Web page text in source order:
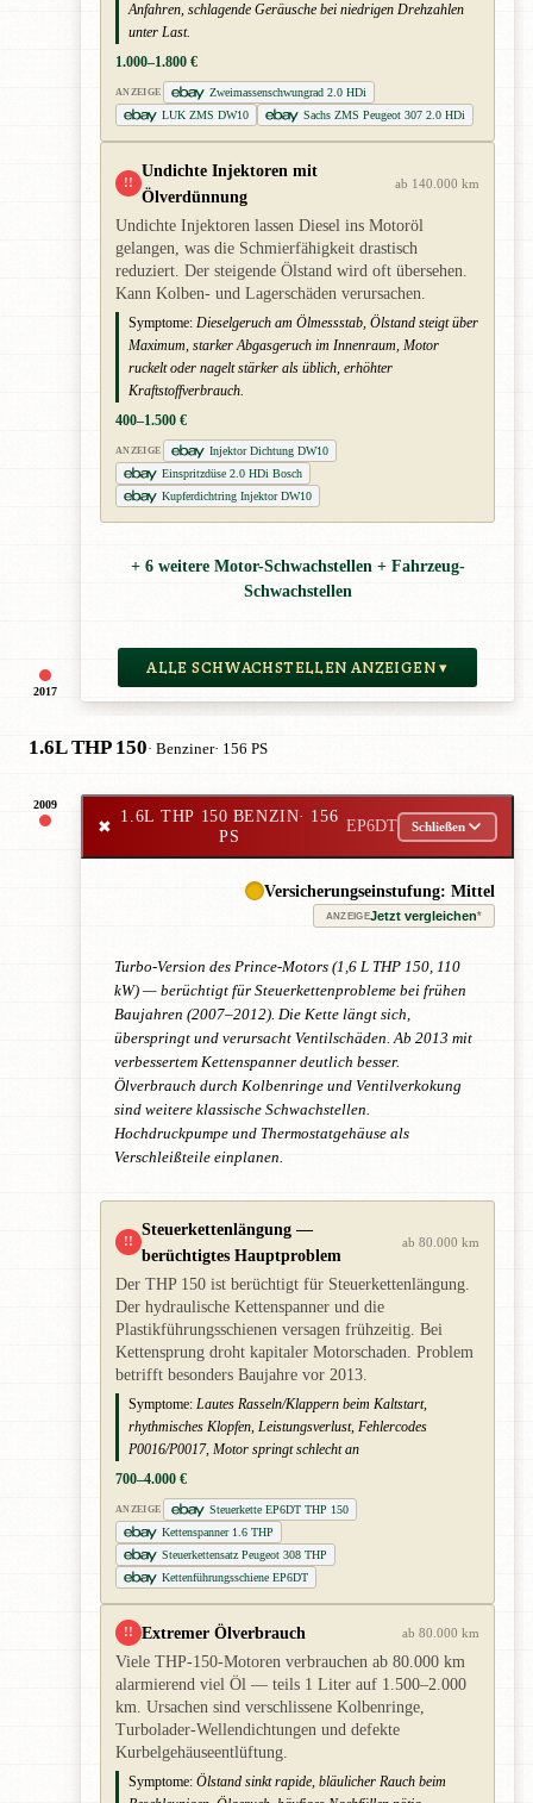
2017
Anfahren, schlagende Geräusche bei niedrigen Drehzahlen
unter Last.
1.000–1.800 €
ANZEIGE
Zweimassenschwungrad 2.0 HDi
LUK ZMS DW10
Sachs ZMS Peugeot 307 2.0 HDi
!!
Undichte Injektoren mit
Ölverdünnung
ab 140.000 km
Undichte Injektoren lassen Diesel ins Motoröl
gelangen, was die Schmierfähigkeit drastisch
reduziert. Der steigende Ölstand wird oft übersehen.
Kann Kolben- und Lagerschäden verursachen.
Symptome: Dieselgeruch am Ölmessstab, Ölstand steigt über
Maximum, starker Abgasgeruch im Innenraum, Motor
ruckelt oder nagelt stärker als üblich, erhöhter
Kraftstoffverbrauch.
400–1.500 €
ANZEIGE
Injektor Dichtung DW10
Einspritzdüse 2.0 HDi Bosch
Kupferdichtring Injektor DW10
+ 6 weitere Motor-Schwachstellen + Fahrzeug-
Schwachstellen
ALLE SCHWACHSTELLEN ANZEIGEN ▾
1.6L THP 150· Benziner· 156 PS
2009
✖
1.6L THP 150 BENZIN· 156
PS
EP6DT Schließen
Versicherungseinstufung: Mittel
ANZEIGEJetzt vergleichen*
Turbo-Version des Prince-Motors (1,6 L THP 150, 110
kW) — berüchtigt für Steuerkettenprobleme bei frühen
Baujahren (2007–2012). Die Kette längt sich,
überspringt und verursacht Ventilschäden. Ab 2013 mit
verbessertem Kettenspanner deutlich besser.
Ölverbrauch durch Kolbenringe und Ventilverkokung
sind weitere klassische Schwachstellen.
Hochdruckpumpe und Thermostatgehäuse als
Verschleißteile einplanen.
!!
Steuerkettenlängung —
berüchtigtes Hauptproblem
ab 80.000 km
Der THP 150 ist berüchtigt für Steuerkettenlängung.
Der hydraulische Kettenspanner und die
Plastikführungsschienen versagen frühzeitig. Bei
Kettensprung droht kapitaler Motorschaden. Problem
betrifft besonders Baujahre vor 2013.
Symptome: Lautes Rasseln/Klappern beim Kaltstart,
rhythmisches Klopfen, Leistungsverlust, Fehlercodes
P0016/P0017, Motor springt schlecht an
700–4.000 €
ANZEIGE
Steuerkette EP6DT THP 150
Kettenspanner 1.6 THP
Steuerkettensatz Peugeot 308 THP
Kettenführungsschiene EP6DT
!! Extremer Ölverbrauch ab 80.000 km
Viele THP-150-Motoren verbrauchen ab 80.000 km
alarmierend viel Öl — teils 1 Liter auf 1.500–2.000
km. Ursachen sind verschlissene Kolbenringe,
Turbolader-Wellendichtungen und defekte
Kurbelgehäuseentlüftung.
Symptome: Ölstand sinkt rapide, bläulicher Rauch beim